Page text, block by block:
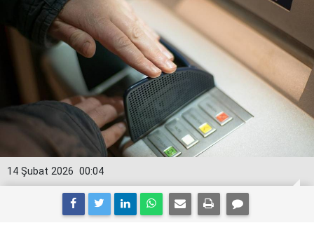
00:04
14 Şubat 2026